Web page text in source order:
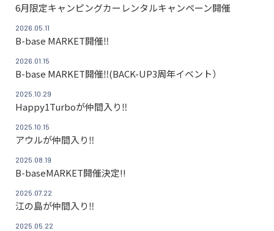
6月限定キャンピングカーレンタルキャンペーン開催
2026.05.11
B-base MARKET開催‼
2026.01.15
B-base MARKET開催‼(BACK-UP3周年イベント）
2025.10.29
Happy1Turboが仲間入り‼
2025.10.15
アウルが仲間入り‼
2025.08.19
B-baseMARKET開催決定!!
2025.07.22
江の島が仲間入り‼
2025.05.22